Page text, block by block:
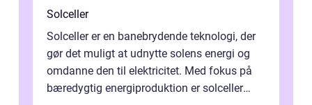
Solceller
Solceller er en banebrydende teknologi, der
gør det muligt at udnytte solens energi og
omdanne den til elektricitet. Med fokus på
bæredygtig energiproduktion er solceller